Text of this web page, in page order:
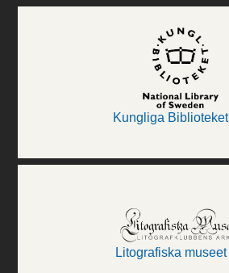
Kungliga Biblioteket
Litografiska museet